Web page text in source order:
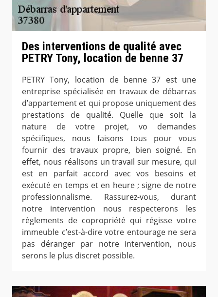
Des interventions de qualité avec
PETRY Tony, location de benne 37
PETRY Tony, location de benne 37 est une
entreprise spécialisée en travaux de débarras
d’appartement et qui propose uniquement des
prestations de qualité. Quelle que soit la
nature de votre projet, vo demandes
spécifiques, nous faisons tous pour vous
fournir des travaux propre, bien soigné. En
effet, nous réalisons un travail sur mesure, qui
est en parfait accord avec vos besoins et
exécuté en temps et en heure ; signe de notre
professionnalisme. Rassurez-vous, durant
notre intervention nous respecterons les
règlements de copropriété qui régisse votre
immeuble c’est-à-dire votre entourage ne sera
pas déranger par notre intervention, nous
serons le plus discret possible.